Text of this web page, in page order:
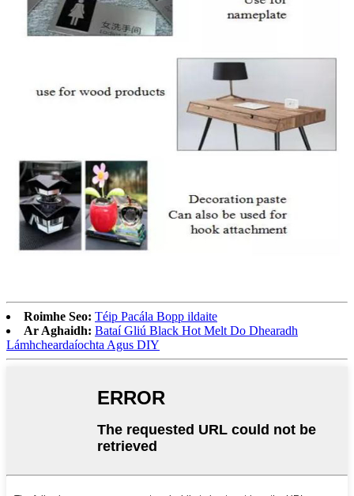
Roimhe Seo: Téip Pacála Bopp ildaite
Ar Aghaidh: Bataí Gliú Black Hot Melt Do Dhearadh
Lámhcheardaíochta Agus DIY